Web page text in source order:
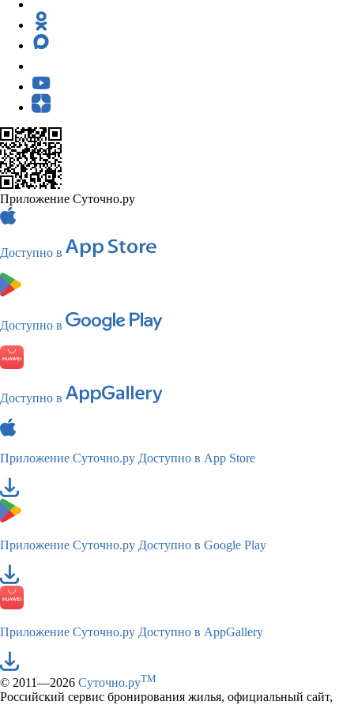
Приложение Суточно.ру
Доступно в
Доступно в
Доступно в
Приложение Суточно.ру Доступно в App Store
Приложение Суточно.ру Доступно в Google Play
Приложение Суточно.ру Доступно в AppGallery
© 2011—2026 Суточно.руTM
Российский сервис бронирования жилья, официальный сайт,